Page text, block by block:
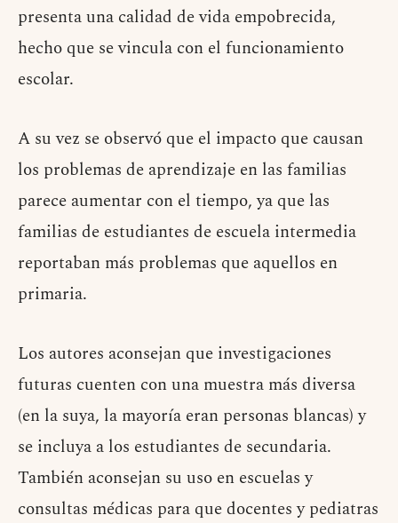
presenta una calidad de vida empobrecida,
hecho que se vincula con el funcionamiento
escolar.
A su vez se observó que el impacto que causan
los problemas de aprendizaje en las familias
parece aumentar con el tiempo, ya que las
familias de estudiantes de escuela intermedia
reportaban más problemas que aquellos en
primaria.
Los autores aconsejan que investigaciones
futuras cuenten con una muestra más diversa
(en la suya, la mayoría eran personas blancas) y
se incluya a los estudiantes de secundaria.
También aconsejan su uso en escuelas y
consultas médicas para que docentes y pediatras